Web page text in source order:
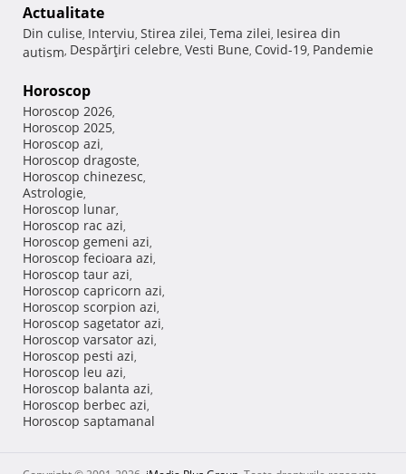
Actualitate
Din culise, Interviu, Stirea zilei, Tema zilei, Iesirea din
autism, Despărţiri celebre, Vesti Bune, Covid-19, Pandemie
Horoscop
Horoscop 2026,
Horoscop 2025,
Horoscop azi,
Horoscop dragoste,
Horoscop chinezesc,
Astrologie,
Horoscop lunar,
Horoscop rac azi,
Horoscop gemeni azi,
Horoscop fecioara azi,
Horoscop taur azi,
Horoscop capricorn azi,
Horoscop scorpion azi,
Horoscop sagetator azi,
Horoscop varsator azi,
Horoscop pesti azi,
Horoscop leu azi,
Horoscop balanta azi,
Horoscop berbec azi,
Horoscop saptamanal